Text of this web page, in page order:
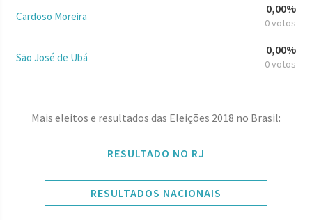
Cardoso Moreira
0,00%
0 votos
São José de Ubá
0,00%
0 votos
Mais eleitos e resultados das Eleições 2018 no Brasil:
RESULTADO NO RJ
RESULTADOS NACIONAIS